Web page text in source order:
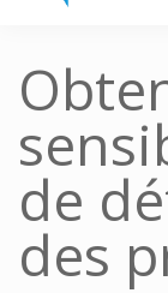
Institut
en
photonique
de
des